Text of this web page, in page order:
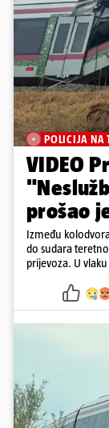
POLICIJA NA
VIDEO
prošao
Između
do sudara
prijevoza. U